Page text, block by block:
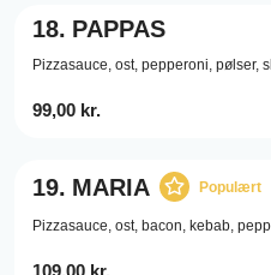
18. PAPPAS
Pizzasauce, ost, pepperoni, pølser,
99,00 kr.
19. MARIA Populært
Pizzasauce, ost, bacon, kebab,
109,00 kr.